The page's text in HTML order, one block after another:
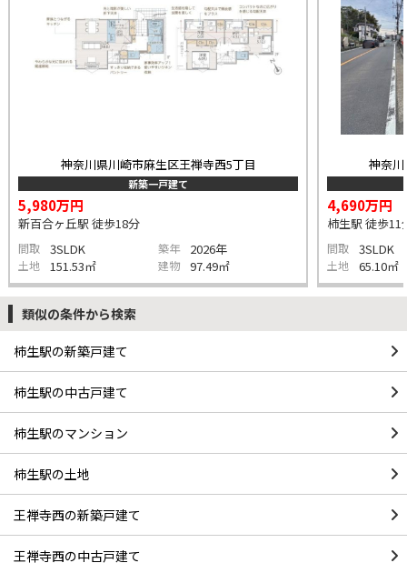
神奈川県川崎市麻生区王禅寺西5丁目
新築一戸建て
5,980万円
新百合ヶ丘駅 徒歩18分
間取 3SLDK 築年 2026年
土地 151.53㎡ 建物 97.49㎡
神奈
4,690万円
柿生駅 徒歩11
間取 3SLDK
土地 65.10㎡
類似の条件から検索
柿生駅の新築戸建て
柿生駅の中古戸建て
柿生駅のマンション
柿生駅の土地
王禅寺西の新築戸建て
王禅寺西の中古戸建て